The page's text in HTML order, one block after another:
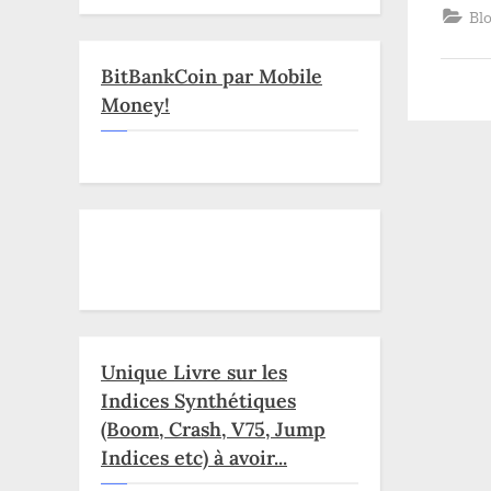
BitBankCoin par Mobile
Money!
Unique Livre sur les
Indices Synthétiques
(Boom, Crash, V75, Jump
Indices etc) à avoir...